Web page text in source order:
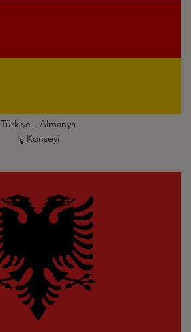
Türkiye - Almanya
İş Konseyi